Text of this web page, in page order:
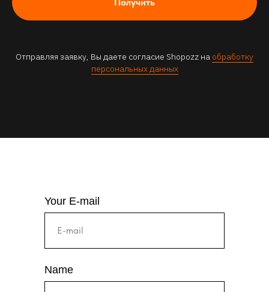
Отправляя заявку, Вы даете согласие Shopozz на обработку
персональных данных
Your E-mail
Name